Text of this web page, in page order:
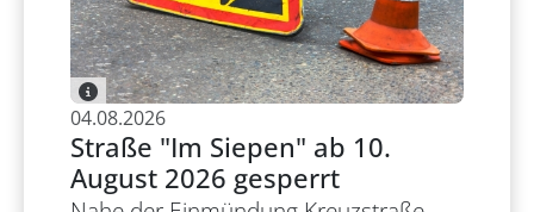
04.08.2026
Straße "Im Siepen" ab 10.
August 2026 gesperrt